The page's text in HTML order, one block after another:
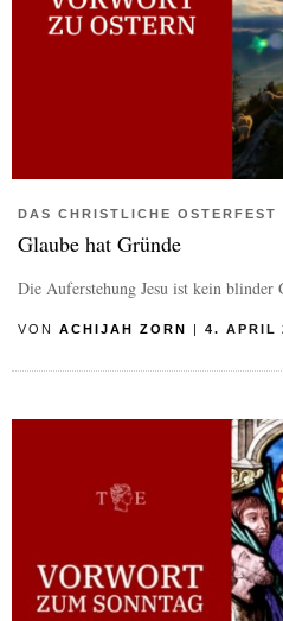
DAS CHRISTLICHE OSTERFEST
Glaube hat Gründe
Die Auferstehung Jesu ist kein blinder
VON ACHIJAH ZORN | 4. APRIL